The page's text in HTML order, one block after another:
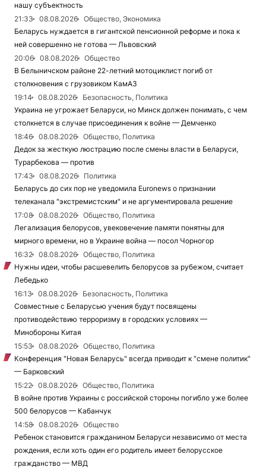
нашу субъектность
21:33
08.08.2026
Общество, Экономика
Беларусь нуждается в гигантской пенсионной реформе и пока к
ней совершенно не готова — Львовский
20:06
08.08.2026
Общество
В Белыничском районе 22-летний мотоциклист погиб от
столкновения с грузовиком КамАЗ
19:14
08.08.2026
Безопасность, Политика
Украина не угрожает Беларуси, но Минск должен понимать, с чем
столкнется в случае присоединения к войне — Демченко
18:46
08.08.2026
Общество, Политика
Дедок за жесткую люстрацию после смены власти в Беларуси,
Турарбекова — против
17:43
08.08.2026
Политика
Беларусь до сих пор не уведомила Euronews о признании
телеканала "экстремистским" и не аргументировала решение
17:08
08.08.2026
Общество, Политика
Легализация белорусов, увековечение памяти понятны для
мирного времени, но в Украине война — посол Чорногор
16:32
08.08.2026
Общество, Политика
Нужны идеи, чтобы расшевелить белорусов за рубежом, считает
Лебедько
16:13
08.08.2026
Безопасность, Политика
Совместные с Беларусью учения будут посвящены
противодействию терроризму в городских условиях —
Минобороны Китая
15:53
08.08.2026
Общество, Политика
Конференция "Новая Беларусь" всегда приводит к "смене политик"
— Барковский
15:22
08.08.2026
Общество, Политика
В войне против Украины с российской стороны погибло уже более
500 белорусов — Кабанчук
14:58
08.08.2026
Общество
Ребенок становится гражданином Беларуси независимо от места
рождения, если хоть один его родитель имеет белорусское
гражданство — МВД